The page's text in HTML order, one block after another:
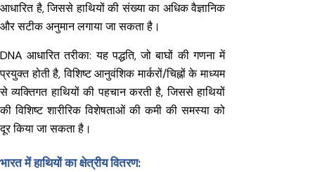
आधारित है, जिससे हाथियों की संख्या का अधिक वैज्ञानिक
और सटीक अनुमान लगाया जा सकता है।
DNA आधारित तरीका: यह पद्धति, जो बाघों की गणना में
प्रयुक्त होती है, विशिष्ट आनुवंशिक मार्करों/चिह्नों के माध्यम
से व्यक्तिगत हाथियों की पहचान करती है, जिससे हाथियों
की विशिष्ट शारीरिक विशेषताओं की कमी की समस्या को
दूर किया जा सकता है।
भारत में हाथियों का क्षेत्रीय वितरण: